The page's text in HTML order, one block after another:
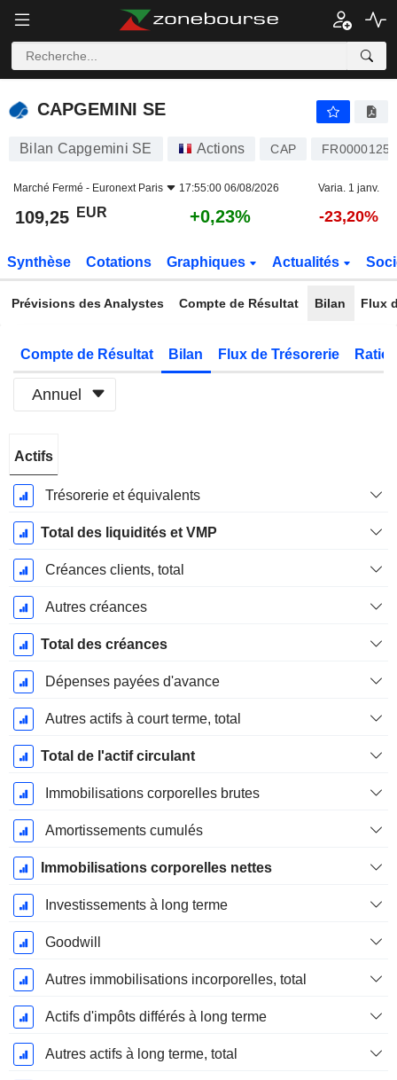
CAPGEMINI SE
CAPGEMINI SE
Bilan Capgemini SE Actions CAP
Marché Fermé - Euronext Paris 17:55:00 06/08/2026 Varia. 1 janv.
109,25 EUR +0,23% -23,20%
Synthèse Cotations Graphiques Actualités
Prévisions des Analystes Compte de Résultat Bilan Flux
Compte de Résultat Bilan Flux de Trésorerie
Annuel
Fiscale:
Décembre
Actifs
Trésorerie et équivalents
Total des liquidités et VMP
Créances clients, total
Autres créances
Total des créances
Dépenses payées d'avance
Autres actifs à court terme, total
Total de l'actif circulant
Immobilisations corporelles brutes
Amortissements cumulés
Immobilisations corporelles nettes
Investissements à long terme
Goodwill
Autres immobilisations incorporelles, total
Actifs d'impôts différés à long terme
Autres actifs à long terme, total